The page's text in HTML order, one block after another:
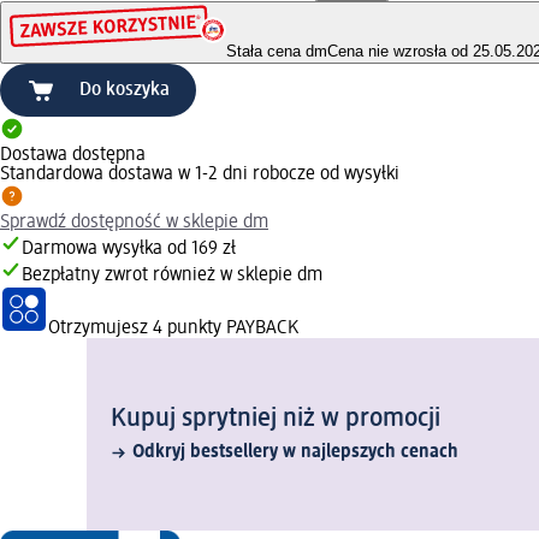
Stała cena dmCena nie wzrosła od
Do koszyka
Dostawa dostępna
Standardowa dostawa w 1-2 dni robocze od wysyłki
Sprawdź dostępność w sklepie dm
Darmowa wysyłka od 169 zł
Bezpłatny zwrot również w sklepie dm
Otrzymujesz 4 punkty PAYBACK
Kupuj sprytniej niż w promocji
Odkryj bestsellery w najlepszych cenach